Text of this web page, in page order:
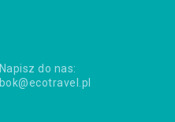
Napisz do nas:
bok@ecotravel.pl